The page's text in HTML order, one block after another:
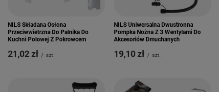
NILS Składana Osłona
Przeciwwietrzna Do Palnika Do
Kuchni Polowej Z Pokrowcem
21,02 zł / szt.
NILS Uniwersalna Dwustronna
Pompka Nożna Z 3 Wentylami Do
Akcesoriów Dmuchanych
19,10 zł / szt.